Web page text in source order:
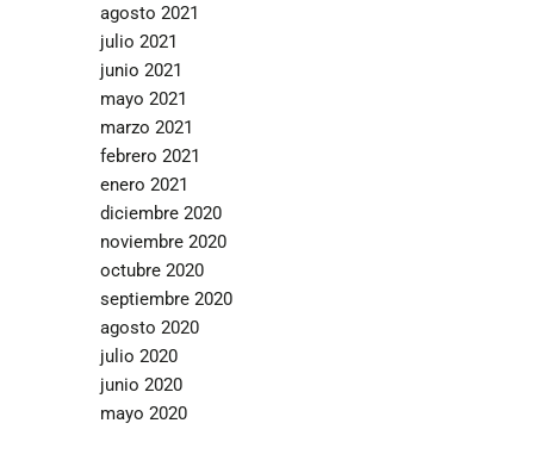
agosto 2021
julio 2021
junio 2021
mayo 2021
marzo 2021
febrero 2021
enero 2021
diciembre 2020
noviembre 2020
octubre 2020
septiembre 2020
agosto 2020
julio 2020
junio 2020
mayo 2020